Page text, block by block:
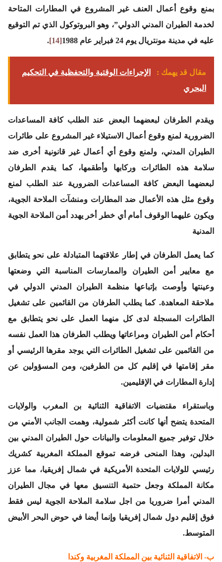
بمنع وقوع أعمال العنف غير المشروع في المطارات المتاحة
لخدمة الطيران المدني الدولي”، وهو البروتوكول الذي تم التوقيع
عليه في مدينة مونتريال يوم 24 فبراير عام 1988
[14]
.
مقال قد يهمك :
الإجراءات الوقتية والتحفظية في التحكيم
البحري
ويقدم الطرفان لبعضهما البعض عند الطلب كافة المساعدات
الضرورية لمنع وقوع أعمال الاستيلاء غير المشروع على طائرات
الطيران المدني، ولمنع وقوع أي أعمال غير قانونية أخرى ضد
سلامة هذه الطائرات وركابها وأطقمها، كما يقدم الطرفان
لبعضهما البعض كافة المساعدات الضرورية عند الطلب لمنع
وقوع مثل هذه الأعمال ضد المطارات ومنشآت الملاحة الجوية،
ويكون عليهما الوقوف أمام أي خطر أخر يهدد أمن الملاحة الجوية
المدنية
كما يعمل الطرفان في إطار علاقتهما المتبادلة على نحو يتطابق
مع معايير أمن الطيران والممارسات المناسبة التي وضعتها
وعينتها وأوصت بإتباعها منظمة الطيران المدني الدولي في
ملاحقة المعاهدة. كما يطلب الطرفان من القائمين على تشغيل
الطائرات المسجلة لدى كل منهما العمل على نحو يتطابق مع
أحكام أمن الطيران ومراعاتها ويطلب الطرفان هذا العمل نفسه
من القائمين على تشغيل الطائرات التي يوجد مقرها الرئيسي أو
مقر إقامتها في إقليم كل من الطرفين، ومن المسؤولين عن
إدارة المطارات في الإقليمين.
وباستقراء مقتضيات الاتفاقية الثنائية بن المغرب والولايات
المتحدة يتضح أنها كانت أكثر شمولية، وهمت الجانب الأمني من
خلال توفير جميع المعلومات والبيانات حول الطيران المدني بين
البدلين، وهذا المنحى فرضه تموقع المملكة المغربية كشريك
رئيسي للولايات المتحدة الأمريكية في شمال إفريقيا، مما عزز
مكانة المملكة وجعل حتمية التنسيق معها في مجال الطيران
المدني أمرا ضروريا من اجل سلامة الملاحة الجوية ليس فقط
فوق إقليم دول شمال إفريقيا وإنما أيضا في حوض البحر الأبيض
المتوسط.
ب- الاتفاقية الثنائية بين المملكة المغربية وكندا